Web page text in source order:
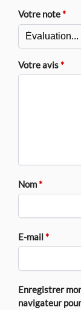
Votre note*
Votre avis*
Nom*
E-mail*
Enregistrer
navigateur